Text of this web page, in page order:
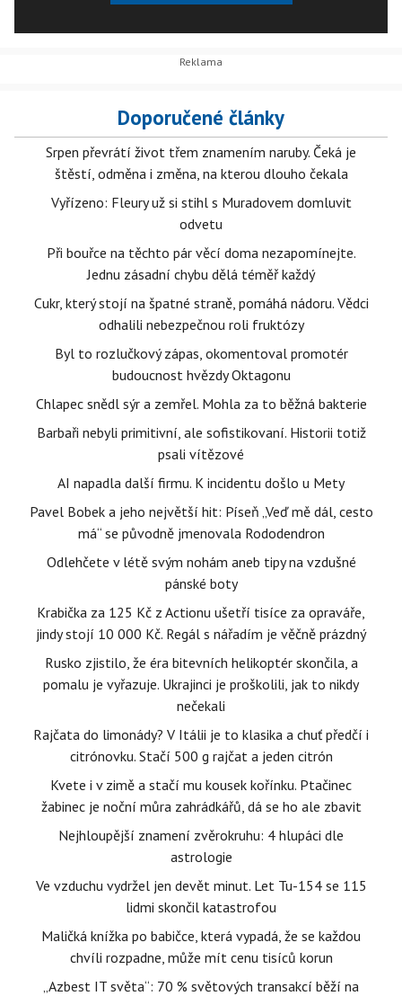
Doporučené články
Srpen převrátí život třem znamením naruby. Čeká je
štěstí, odměna i změna, na kterou dlouho čekala
Vyřízeno: Fleury už si stihl s Muradovem domluvit
odvetu
Při bouřce na těchto pár věcí doma nezapomínejte.
Jednu zásadní chybu dělá téměř každý
Cukr, který stojí na špatné straně, pomáhá nádoru. Vědci
odhalili nebezpečnou roli fruktózy
Byl to rozlučkový zápas, okomentoval promotér
budoucnost hvězdy Oktagonu
Chlapec snědl sýr a zemřel. Mohla za to běžná bakterie
Barbaři nebyli primitivní, ale sofistikovaní. Historii totiž
psali vítězové
AI napadla další firmu. K incidentu došlo u Mety
Pavel Bobek a jeho největší hit: Píseň „Veď mě dál, cesto
má“ se původně jmenovala Rododendron
Odlehčete v létě svým nohám aneb tipy na vzdušné
pánské boty
Krabička za 125 Kč z Actionu ušetří tisíce za opraváře,
jindy stojí 10 000 Kč. Regál s nářadím je věčně prázdný
Rusko zjistilo, že éra bitevních helikoptér skončila, a
pomalu je vyřazuje. Ukrajinci je proškolili, jak to nikdy
nečekali
Rajčata do limonády? V Itálii je to klasika a chuť předčí i
citrónovku. Stačí 500 g rajčat a jeden citrón
Kvete i v zimě a stačí mu kousek kořínku. Ptačinec
žabinec je noční můra zahrádkářů, dá se ho ale zbavit
Nejhloupější znamení zvěrokruhu: 4 hlupáci dle
astrologie
Ve vzduchu vydržel jen devět minut. Let Tu-154 se 115
lidmi skončil katastrofou
Maličká knížka po babičce, která vypadá, že se každou
chvíli rozpadne, může mít cenu tisíců korun
„Azbest IT světa“: 70 % světových transakcí běží na